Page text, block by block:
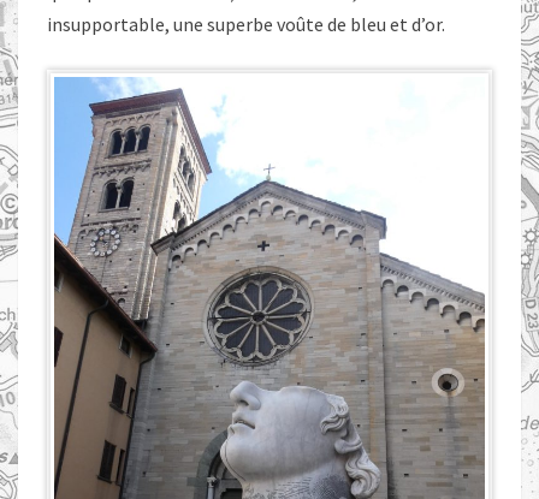
insupportable, une superbe voûte de bleu et d’or.